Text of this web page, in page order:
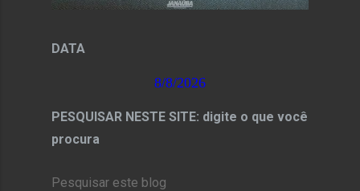
DATA
8/8/2026
PESQUISAR NESTE SITE: digite o que você
procura